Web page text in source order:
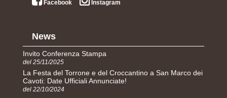
Facebook Instagram
News
Invito Conferenza Stampa
del 25/11/2025
La Festa del Torrone e del Croccantino a San Marco dei
Cavoti: Date Ufficiali Annunciate!
del 22/10/2024